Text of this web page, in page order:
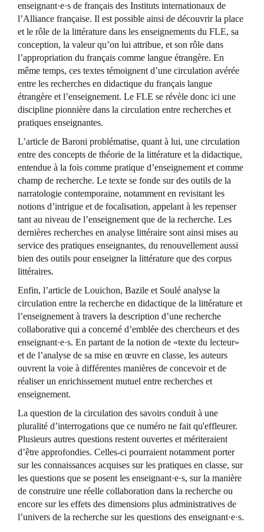
enseignant·e·s de français des Instituts internationaux de
l’Alliance française. Il est possible ainsi de découvrir la place
et le rôle de la littérature dans les enseignements du FLE, sa
conception, la valeur qu’on lui attribue, et son rôle dans
l’appropriation du français comme langue étrangère. En
même temps, ces textes témoignent d’une circulation avérée
entre les recherches en didactique du français langue
étrangère et l’enseignement. Le FLE se révèle donc ici une
discipline pionnière dans la circulation entre recherches et
pratiques enseignantes.
L’article de Baroni problématise, quant à lui, une circulation
entre des concepts de théorie de la littérature et la didactique,
entendue à la fois comme pratique d’enseignement et comme
champ de recherche. Le texte se fonde sur des outils de la
narratologie contemporaine, notamment en revisitant les
notions d’intrigue et de focalisation, appelant à les repenser
tant au niveau de l’enseignement que de la recherche. Les
dernières recherches en analyse littéraire sont ainsi mises au
service des pratiques enseignantes, du renouvellement aussi
bien des outils pour enseigner la littérature que des corpus
littéraires.
Enfin, l’article de Louichon, Bazile et Soulé analyse la
circulation entre la recherche en didactique de la littérature et
l’enseignement à travers la description d’une recherche
collaborative qui a concerné d’emblée des chercheurs et des
enseignant·e·s. En partant de la notion de «texte du lecteur»
et de l’analyse de sa mise en œuvre en classe, les auteurs
ouvrent la voie à différentes manières de concevoir et de
réaliser un enrichissement mutuel entre recherches et
enseignement.
La question de la circulation des savoirs conduit à une
pluralité d’interrogations que ce numéro ne fait qu'effleurer.
Plusieurs autres questions restent ouvertes et mériteraient
d’être approfondies. Celles-ci pourraient notamment porter
sur les connaissances acquises sur les pratiques en classe, sur
les questions que se posent les enseignant·e·s, sur la manière
de construire une réelle collaboration dans la recherche ou
encore sur les effets des dimensions plus administratives de
l’univers de la recherche sur les questions des enseignant·e·s.